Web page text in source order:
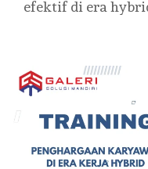
efektif di era